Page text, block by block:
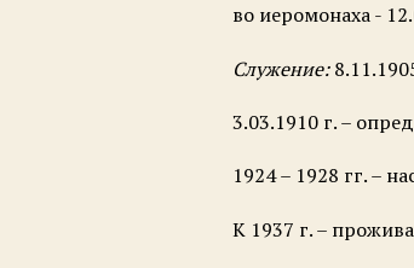
во иеромонаха -
Служение:
3.03.1910 г. –
1924 – 1928 гг. –
К 1937 г. –